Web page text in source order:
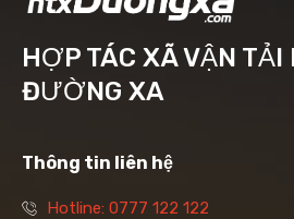
HỢP TÁC XÃ VẬN
ĐƯỜNG XA
Thông tin liên hệ
Hotline: 0777 122 122